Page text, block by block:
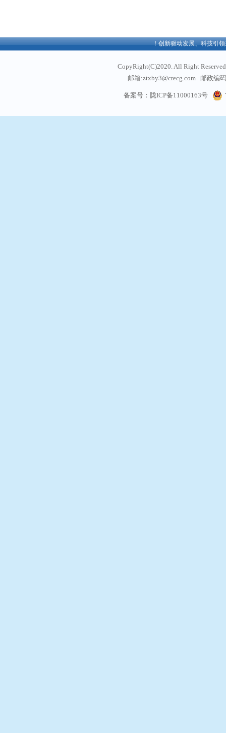
欢迎访问中铁西北科学院有限公司官方网站！创新驱动发展、科技引领未
CopyRight(C)2020. All Right
邮箱:ztxby3@crecg.com 邮政编
通信地址: 甘肃省兰
备案号：陇ICP备11000163号